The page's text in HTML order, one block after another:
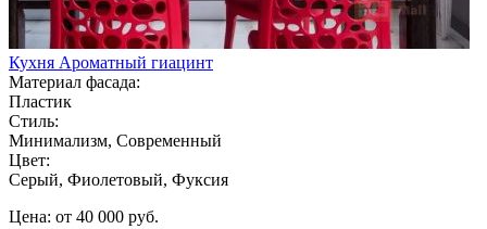
Кухня Ароматный гиацинт
Материал фасада:
Пластик
Стиль:
Минимализм, Современный
Цвет:
Серый, Фиолетовый, Фуксия
Цена: от 40 000 руб.